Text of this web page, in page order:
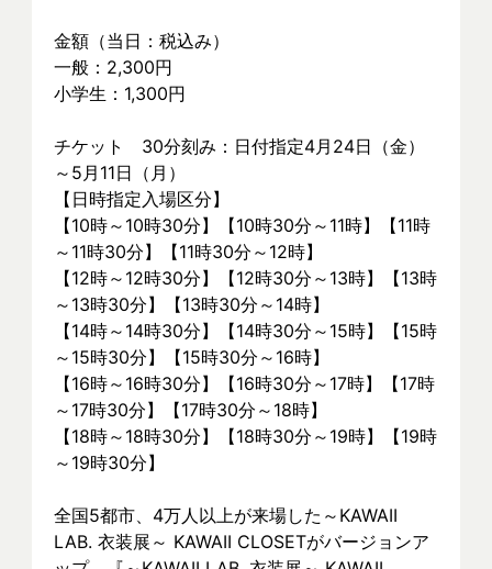
金額（当日：税込み）
一般：2,300円
小学生：1,300円
チケット　30分刻み：日付指定4月24日（金）
～5月11日（月）
【日時指定入場区分】
【10時～10時30分】【10時30分～11時】【11時
～11時30分】【11時30分～12時】
【12時～12時30分】【12時30分～13時】【13時
～13時30分】【13時30分～14時】
【14時～14時30分】【14時30分～15時】【15時
～15時30分】【15時30分～16時】
【16時～16時30分】【16時30分～17時】【17時
～17時30分】【17時30分～18時】
【18時～18時30分】【18時30分～19時】【19時
～19時30分】
全国5都市、4万⼈以上が来場した～KAWAII
LAB. 衣装展～ KAWAII CLOSETがバージョンア